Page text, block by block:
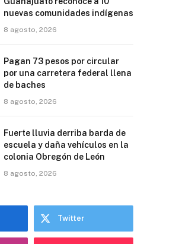
nuevas comunidades indígenas
8 agosto, 2026
Pagan 73 pesos por circular
por una carretera federal llena
de baches
8 agosto, 2026
Fuerte lluvia derriba barda de
escuela y daña vehículos en la
colonia Obregón de León
8 agosto, 2026
Twitter